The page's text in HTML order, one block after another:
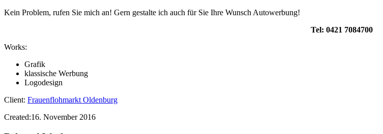
Kein Problem, rufen Sie mich an! Gern gestalte ich auch für Sie Ihre Wunsch Autowerbung!
Tel: 0421 7084700
Works:
Grafik
klassische Werbung
Logodesign
Client: Frauenflohmarkt Oldenburg
Created:16. November 2016